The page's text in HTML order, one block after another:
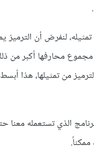
محارفها أكبر من
من تمثيلها، هذا
الذي تستعمله معنا